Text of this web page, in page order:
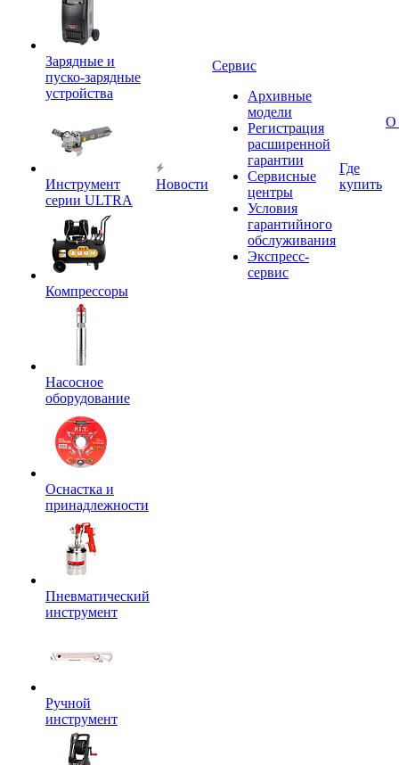
Зарядные и
пуско-зарядные
устройства
Инструмент
серии ULTRA
Компрессоры
Насосное
оборудование
Оснастка и
принадлежности
Пневматический
инструмент
Ручной
инструмент
Новости
Сервис
Архивные
модели
Регистрация
расширенной
гарантии
Сервисные
центры
Условия
гарантийного
обслуживания
Экспресс-
сервис
Где
купить
О